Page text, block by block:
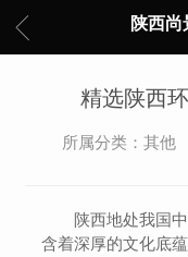
陕西尚
精选陕西
所属分类：其
陕西地处我国
含着深厚的文化底